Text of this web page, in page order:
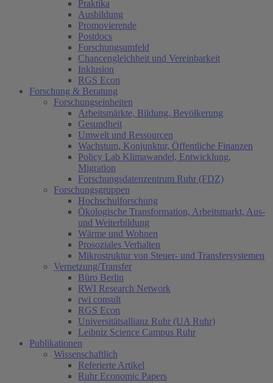
Praktika
Ausbildung
Promovierende
Postdocs
Forschungsumfeld
Chancengleichheit und Vereinbarkeit
Inklusion
RGS Econ
Forschung & Beratung
Forschungseinheiten
Arbeitsmärkte, Bildung, Bevölkerung
Gesundheit
Umwelt und Ressourcen
Wachstum, Konjunktur, Öffentliche Finanzen
Policy Lab Klimawandel, Entwicklung,
Migration
Forschungsdatenzentrum Ruhr (FDZ)
Forschungsgruppen
Hochschulforschung
Ökologische Transformation, Arbeitsmarkt, Aus-
und Weiterbildung
Wärme und Wohnen
Prosoziales Verhalten
Mikrostruktur von Steuer- und Transfersystemen
Vernetzung/Transfer
Büro Berlin
RWI Research Network
rwi consult
RGS Econ
Universitätsallianz Ruhr (UA Ruhr)
Leibniz Science Campus Ruhr
Publikationen
Wissenschaftlich
Referierte Artikel
Ruhr Economic Papers